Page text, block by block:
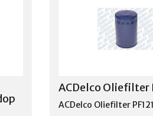
ACDelco Oliefilter
ACDelco Oliefilter